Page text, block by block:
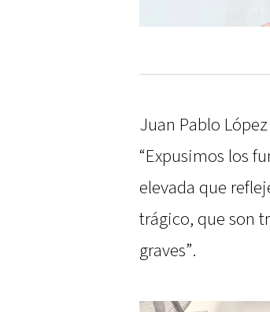
Juan Pablo
“Expusimos los
elevada que
trágico, que son
graves”.